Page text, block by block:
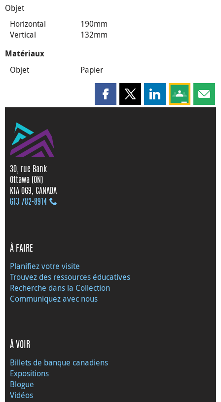
Objet
Horizontal
190mm
Vertical
132mm
Matériaux
Objet Papier
Partager cette page sur
Partager cette page sur X
Partager cette
Partagez
30, rue Bank
Ottawa (ON)
K1A 0G9, CANADA
613 782‑8914
À FAIRE
Planifiez votre visite
Trouvez des ressources éducatives
Recherche dans la Collection
Communiquez avec nous
À VOIR
Billets de banque canadiens
Expositions
Blogue
Vidéos